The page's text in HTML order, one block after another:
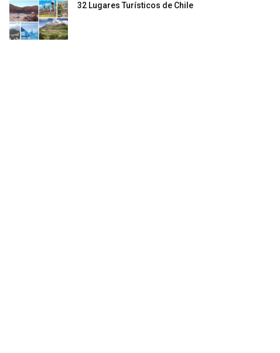
32 Lugares Turísticos de Chile